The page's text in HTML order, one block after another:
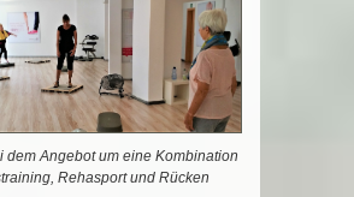
dem Angebot um eine Kombination
Rehasport und Rücken